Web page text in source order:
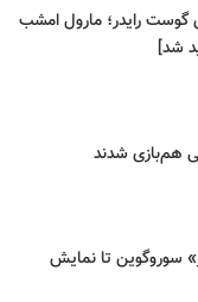
رایدر؛ مارول امشب
شد]
هم‌بازی شدند
سوروگوین تا نمایش